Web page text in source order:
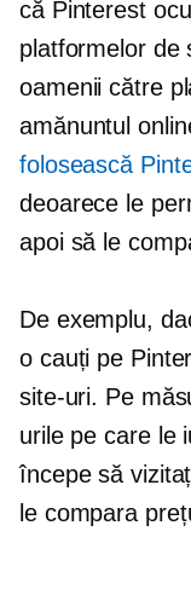
că Pinterest
platformelor de
oamenii către
amănuntul
folosească
deoarece le
apoi să le
De exemplu,
o cauți pe
site-uri. Pe
urile pe care le
începe să
le compara